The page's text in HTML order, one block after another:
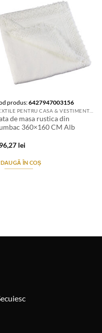
produs:6427947003156
TEXTILE PENTRU CASA & VESTIMENTATIE ARTIZANALA
de masa rustica din
360×160 CM Alb
lei
ÎN COȘ